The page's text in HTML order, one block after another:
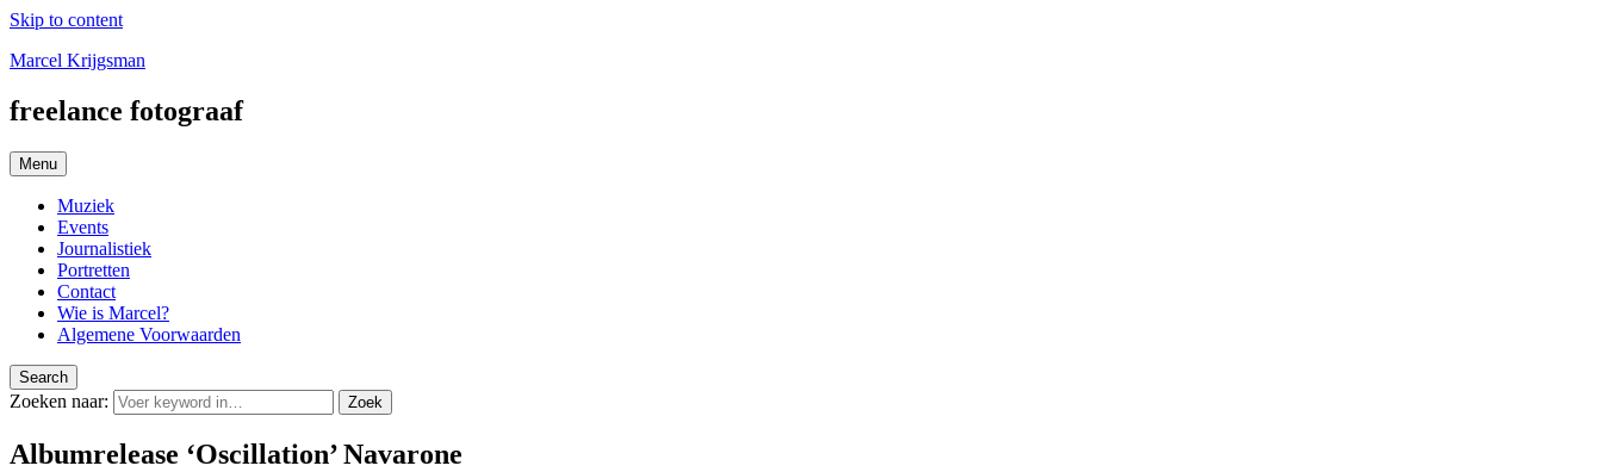
Skip to content
Marcel Krijgsman
freelance fotograaf
Menu
Muziek
Events
Journalistiek
Portretten
Contact
Wie is Marcel?
Algemene Voorwaarden
Search
Zoeken naar: Zoek
Albumrelease ‘Oscillation’ Navarone